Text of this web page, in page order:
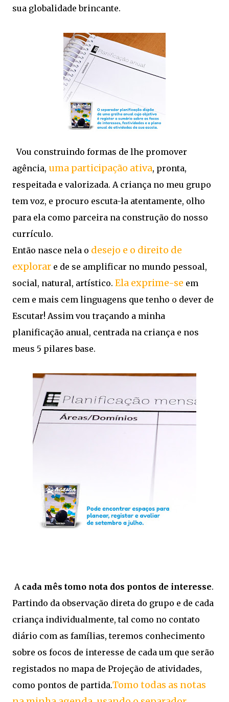
sua globalidade brincante.
Vou construindo formas de lhe promover
agência, uma participação ativa, pronta,
respeitada e valorizada. A criança no meu grupo
tem voz, e procuro escuta-la atentamente, olho
para ela como parceira na construção do nosso
currículo.
Então nasce nela o desejo e o direito de
explorar e de se amplificar no mundo pessoal,
social, natural, artístico. Ela exprime-se em
cem e mais cem linguagens que tenho o dever de
Escutar! Assim vou traçando a minha
planificação anual, centrada na criança e nos
meus 5 pilares base.
A cada mês tomo nota dos pontos de interesse.
Partindo da observação direta do grupo e de cada
criança individualmente, tal como no contato
diário com as famílias, teremos conhecimento
sobre os focos de interesse de cada um que serão
registados no mapa de Projeção de atividades,
como pontos de partida.Tomo todas as notas